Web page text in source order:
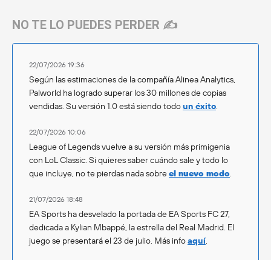
NO TE LO PUEDES PERDER ✍️
22/07/2026 19:36
Según las estimaciones de la compañía Alinea Analytics,
Palworld ha logrado superar los 30 millones de copias
vendidas. Su versión 1.0 está siendo todoun éxito.
22/07/2026 10:06
League of Legends vuelve a su versión más primigenia
con LoL Classic. Si quieres saber cuándo sale y todo lo
que incluye, no te pierdas nada sobreel nuevo modo.
21/07/2026 18:48
EA Sports ha desvelado la portada de EA Sports FC 27,
dedicada a Kylian Mbappé, la estrella del Real Madrid. El
juego se presentará el 23 de julio. Más infoaquí.